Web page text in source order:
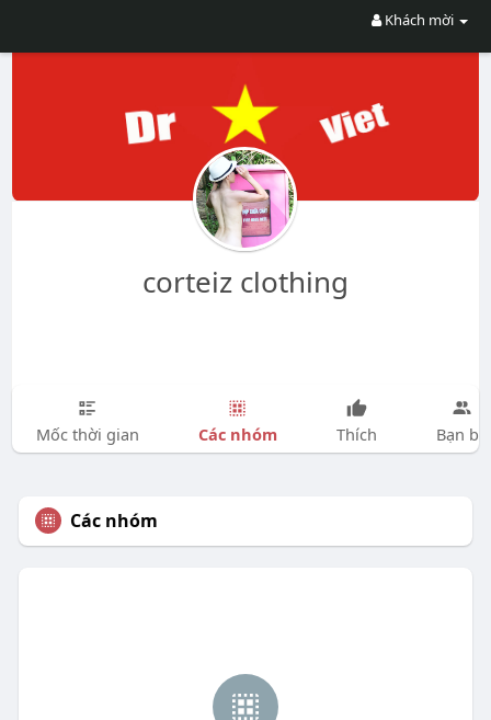
Khách mời
corteiz clothing
Mốc thời gian Các nhóm Thích Bạn bè
Các nhóm